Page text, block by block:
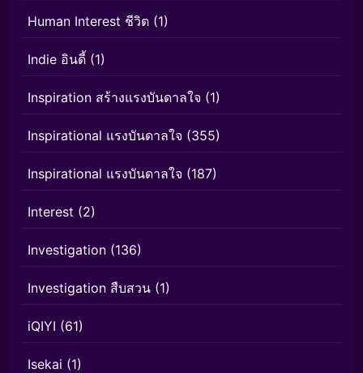
Human Interest ชีวิต (1)
Indie อินดี้ (1)
Inspiration สร้างแรงบันดาลใจ (1)
Inspirational แรงบันดาลใจ (355)
Inspirational แรงบันดาลใจ (187)
Interest (2)
Investigation (136)
Investigation สืบสวน (1)
iQIYI (61)
Isekai (1)